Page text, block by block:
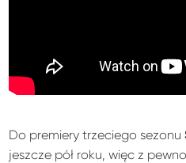
Do premiery trzeciego sezonu
jeszcze pół roku, więc z